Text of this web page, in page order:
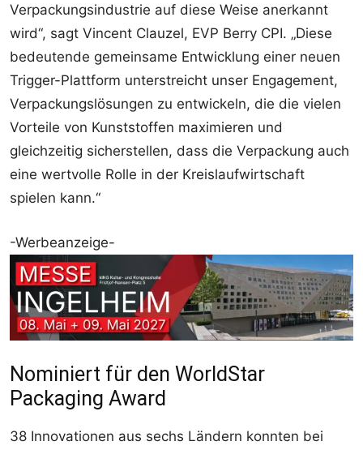
Verpackungsindustrie auf diese Weise anerkannt
wird“, sagt Vincent Clauzel, EVP Berry CPI. „Diese
bedeutende gemeinsame Entwicklung einer neuen
Trigger-Plattform unterstreicht unser Engagement,
Verpackungslösungen zu entwickeln, die die vielen
Vorteile von Kunststoffen maximieren und
gleichzeitig sicherstellen, dass die Verpackung auch
eine wertvolle Rolle in der Kreislaufwirtschaft
spielen kann.“
-Werbeanzeige-
Nominiert für den WorldStar
Packaging Award
38 Innovationen aus sechs Ländern konnten bei